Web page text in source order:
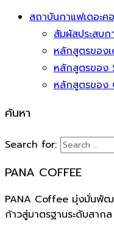
สถาบันกาแฟเดอะค
สัมผัสประสบ
หลักสูตรของ
หลักสูตรของ
หลักสูตรของ
ค้นหา
Search for:
PANA COFFEE
PANA Coffee มุ่งมั่นพัฒ
ก้าวสู่มาตรฐานระดับสากล